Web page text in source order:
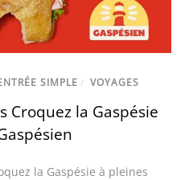
SIMPLE / VOYAGES
Croquez la Gaspésie
la Gaspésie à pleines